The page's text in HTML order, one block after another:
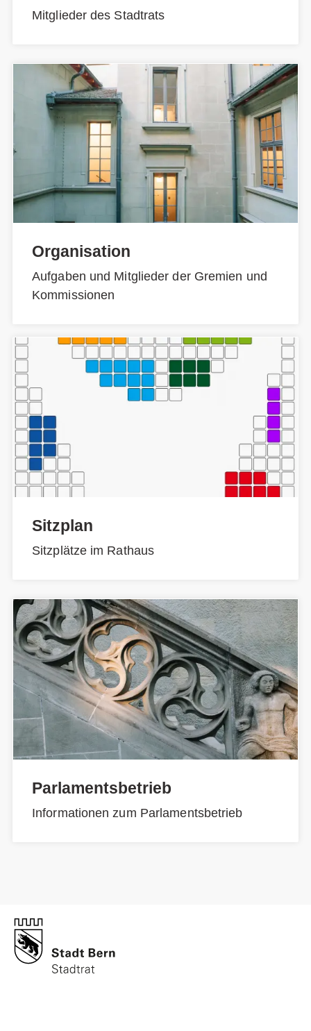
Mitglieder des Stadtrats
Organisation
Aufgaben und Mitglieder der Gremien und
Kommissionen
Sitzplan
Sitzplätze im Rathaus
Parlamentsbetrieb
Informationen zum Parlamentsbetrieb